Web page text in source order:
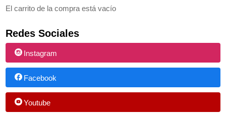
El carrito de la compra está vacío
Redes Sociales
Instagram
Facebook
Youtube